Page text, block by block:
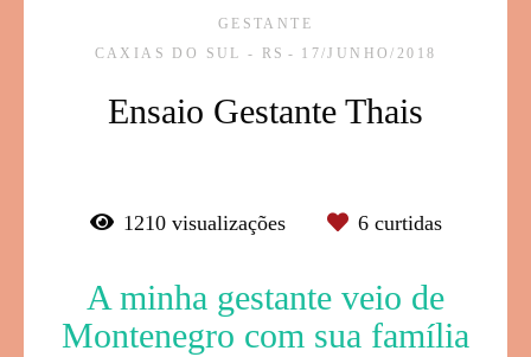
GESTANTE
CAXIAS DO SUL - RS
17/JUNHO/2018
Ensaio Gestante Thais
1210visualizações 6curtidas
A minha gestante veio de
Montenegro com sua família